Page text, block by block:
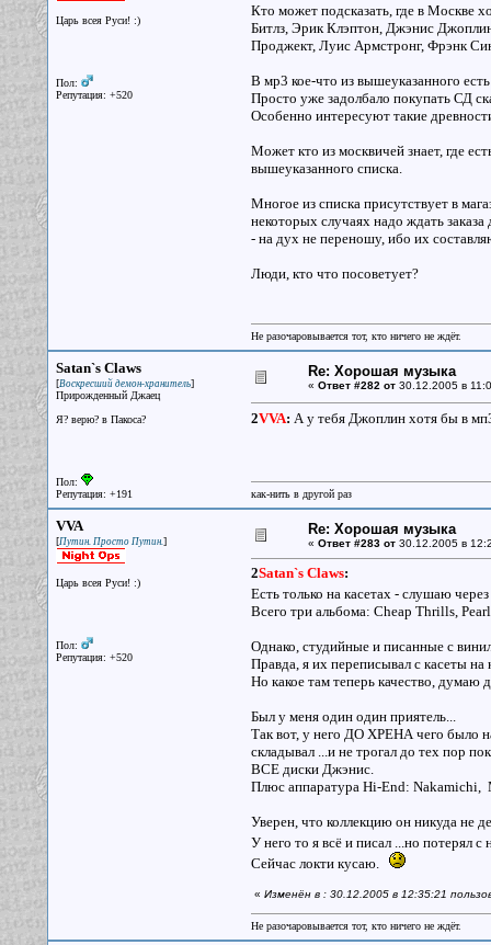
Царь всея Руси! :)
Пол:
Репутация: +520
Кто может подсказать, где в Москве
Битлз, Эрик Клэптон, Джэнис
Проджект, Луис Армстронг, Фрэнк
В мр3 кое-что из вышеуказанного
Просто уже задолбало покупать СД
Особенно интересуют такие
Может кто из москвичей знает, где
вышеуказанного списка.
Многое из списка присутствует в
некоторых случаях надо ждать
- на дух не переношу, ибо их
Люди, кто что посоветует?
Не разочаровывается тот, кто ничего не ждёт.
Satan`s Claws
[Воскресший демон-хранитель]
Прирожденный Джаец
Я? верю? в Пакоса?
Пол:
Репутация: +191
Re: Хорошая музыка
« Ответ #282 от30.12.2005 в
2VVA: А у тебя Джоплин хотя бы в
как-нить в другой раз
VVA
[Путин. Просто Путин.]
Царь всея Руси! :)
Пол:
Репутация: +520
Re: Хорошая музыка
« Ответ #283 от30.12.2005 в
2Satan`s Claws:
Есть только на касетах - слушаю
Всего три альбома: Cheap Thrills,
Однако, студийные и писанные с
Правда, я их переписывал с касеты
Но какое там теперь качество, думаю
Был у меня один один приятель...
Так вот, у него ДО ХРЕНА чего было
складывал ...и не трогал до тех пор
ВСЕ диски Джэнис.
Плюс аппаратура Hi-End: Nakamichi,
Уверен, что коллекцию он никуда не
У него то я всё и писал ...но потерял с
Сейчас локти кусаю.
« Изменён в : 30.12.2005 в 12:35:21
Не разочаровывается тот, кто ничего не ждёт.